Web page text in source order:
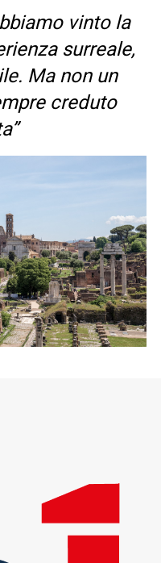
vinto la
surreale,
Ma non un
creduto